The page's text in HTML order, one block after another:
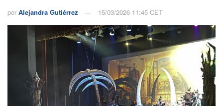
por Alejandra Gutiérrez 15/03/2026 11:45 CET